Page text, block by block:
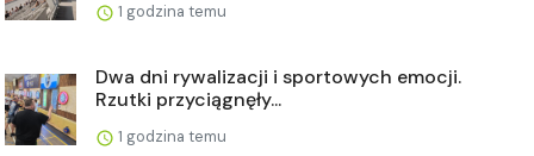
1 godzina temu
Dwa dni rywalizacji i sportowych emocji.
Rzutki przyciągnęły...
1 godzina temu